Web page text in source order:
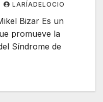
LARÍADELOCIO
Bizar Es un
promueve la
Síndrome de